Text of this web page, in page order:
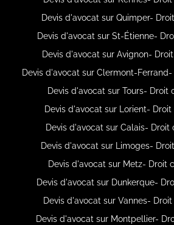
Devis d'avocat sur Quimper-
Devis d'avocat sur St-Étienne-
Devis d'avocat sur Avignon-
Devis d'avocat sur Clermont-Ferrand-
Devis d'avocat sur Tours- Droit
Devis d'avocat sur Lorient- Droit
Devis d'avocat sur Calais- Droit
Devis d'avocat sur Limoges-
Devis d'avocat sur Metz- Droit
Devis d'avocat sur Dunkerque-
Devis d'avocat sur Vannes-
Devis d'avocat sur Montpellier-